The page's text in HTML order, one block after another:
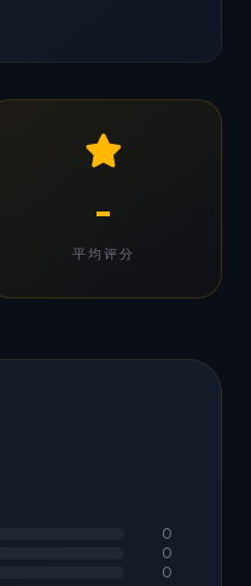
-
平均评分
0
0
0